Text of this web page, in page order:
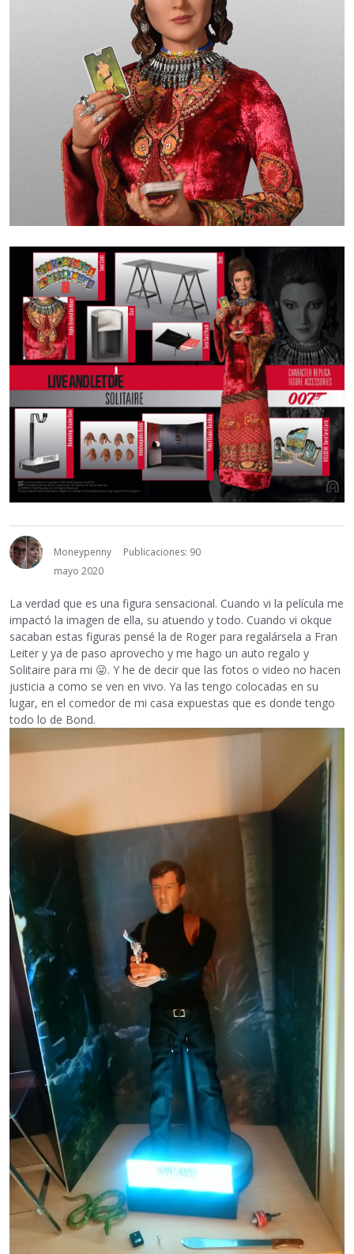
Moneypenny
Publicaciones: 90
mayo 2020
La verdad que es una figura sensacional. Cuando vi la película me
impactó la imagen de ella, su atuendo y todo. Cuando vi okque
sacaban estas figuras pensé la de Roger para regalársela a Fran
Leiter y ya de paso aprovecho y me hago un auto regalo y
Solitaire para mi 😜. Y he de decir que las fotos o video no hacen
justicia a como se ven en vivo. Ya las tengo colocadas en su
lugar, en el comedor de mi casa expuestas que es donde tengo
todo lo de Bond.